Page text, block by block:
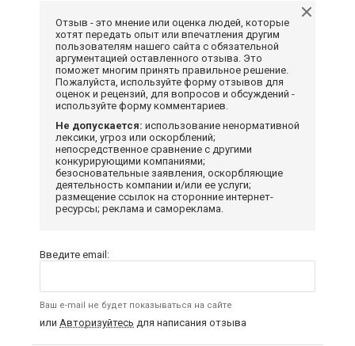
Отзыв - это мнение или оценка людей, которые
хотят передать опыт или впечатления другим
пользователям нашего сайта с обязательной
аргументацией оставленного отзыва. Это
поможет многим принять правильное решение.
Пожалуйста, используйте форму отзывов для
оценок и рецензий, для вопросов и обсуждений -
используйте форму комментариев.
Не допускается: использование ненормативной
лексики, угроз или оскорблений;
непосредственное сравнение с другими
конкурирующими компаниями;
безосновательные заявления, оскорбляющие
деятельность компании и/или ее услуги;
размещение ссылок на сторонние интернет-
ресурсы; реклама и самореклама.
Введите email:
Ваш e-mail не будет показываться на сайте
или Авторизуйтесь для написания отзыва